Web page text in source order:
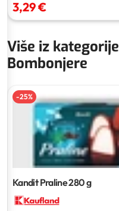
3,29 €
Više iz kategorije
Bombonjere
-25%
Kandit Praline280 g